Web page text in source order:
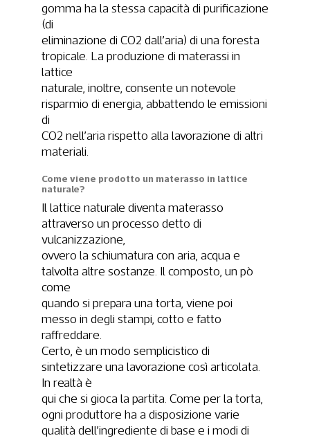
gomma ha la stessa capacità di purificazione
(di
eliminazione di CO2 dall’aria) di una foresta
tropicale. La produzione di materassi in
lattice
naturale, inoltre, consente un notevole
risparmio di energia, abbattendo le emissioni
di
CO2 nell’aria rispetto alla lavorazione di altri
materiali.
Come viene prodotto un materasso in lattice
naturale?
Il lattice naturale diventa materasso
attraverso un processo detto di
vulcanizzazione,
ovvero la schiumatura con aria, acqua e
talvolta altre sostanze. Il composto, un pò
come
quando si prepara una torta, viene poi
messo in degli stampi, cotto e fatto
raffreddare.
Certo, è un modo semplicistico di
sintetizzare una lavorazione così articolata.
In realtà è
qui che si gioca la partita. Come per la torta,
ogni produttore ha a disposizione varie
qualità dell’ingrediente di base e i modi di